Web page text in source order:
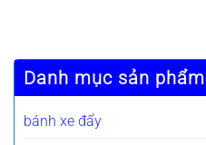
Danh mục sản phẩm
bánh xe đẩy